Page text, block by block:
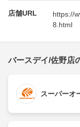
店舗URL
https://
8.html
バースデイ/佐野店
スーパーオ